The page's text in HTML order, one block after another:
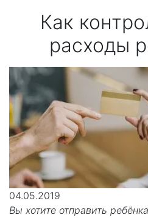
Как
расходы
04.05.2019
Вы хотите отправить